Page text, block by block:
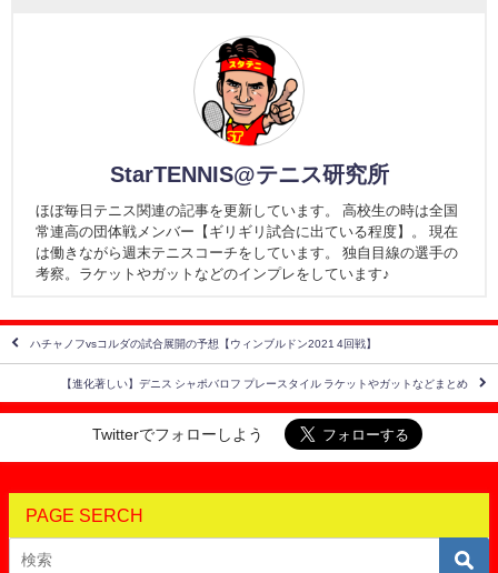
StarTENNIS@テニス研究所
ほぼ毎日テニス関連の記事を更新しています。 高校生の時は全国
常連高の団体戦メンバー【ギリギリ試合に出ている程度】。 現在
は働きながら週末テニスコーチをしています。 独自目線の選手の
考察。ラケットやガットなどのインプレをしています♪
ハチャノフvsコルダの試合展開の予想【ウィンブルドン2021 4回戦】
【進化著しい】デニス シャポバロフ プレースタイル ラケットやガットなどまとめ
Twitterでフォローしよう
PAGE SERCH